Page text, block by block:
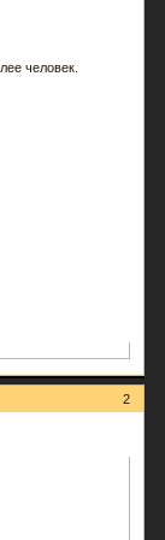
человек.
2